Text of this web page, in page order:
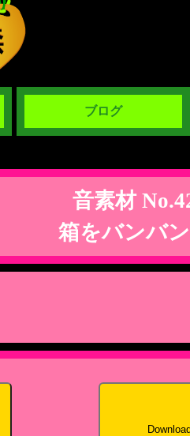
ブログ
音素材
箱をバンバ